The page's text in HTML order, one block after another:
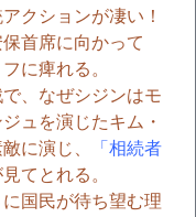
クションが凄い！
首席に向かって
に痺れる。
、なぜシジンはモ
ュを演じたキム・
に演じ、
「相続者
てとれる。
国民が待ち望む理